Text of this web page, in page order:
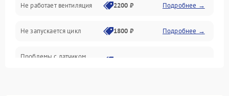
Безопасность
Не работает вентиляция 2200 ₽ Подробнее →
Не запускается цикл 1800 ₽ Подробнее →
Проблемы с датчиком